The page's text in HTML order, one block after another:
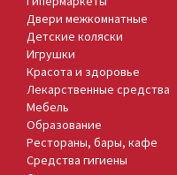
Двери межкомнатные
Детские коляски
Игрушки
Красота и здоровье
Лекарственные средства
Мебель
Образование
Рестораны, бары, кафе
Средства гигиены